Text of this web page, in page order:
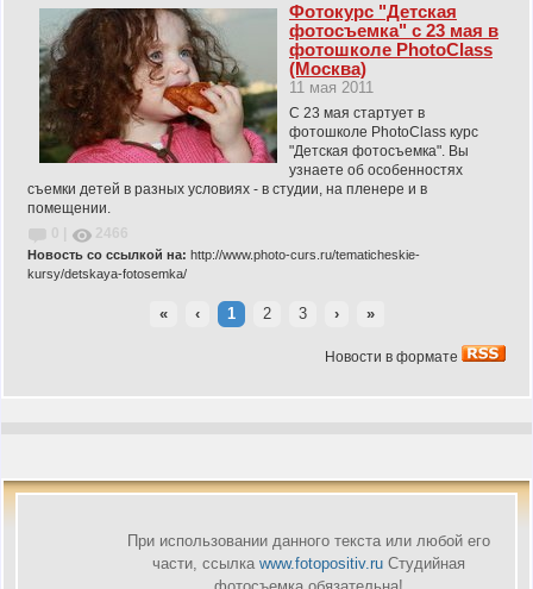
Фотокурс "Детская
фотосъемка" с 23 мая в
фотошколе PhotoClass
(Москва)
11 мая 2011
С 23 мая стартует в
фотошколе PhotoClass курс
"Детская фотосъемка". Вы
узнаете об особенностях
съемки детей в разных условиях - в студии, на пленере и в
помещении.
Новость со ссылкой на: http://www.photo-curs.ru/tematicheskie-
kursy/detskaya-fotosemka/
« ‹ 1 2 3 › »
Новости в формате
При использовании данного текста или любой его
части, ссылка www.fotopositiv.ru Cтудийная